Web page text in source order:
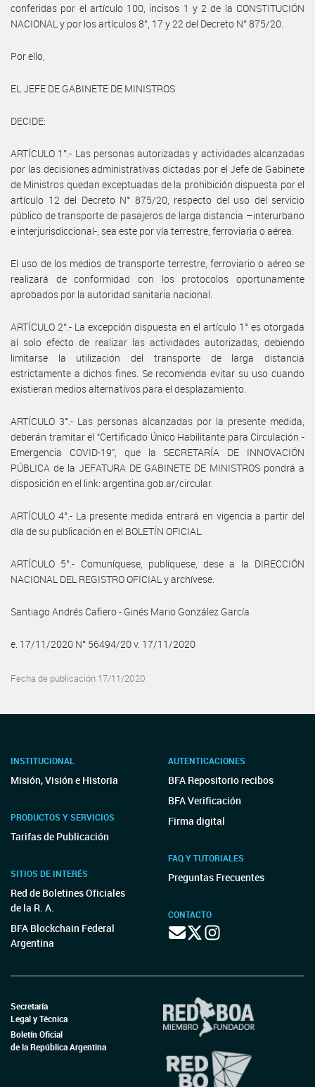
conferidas por el artículo 100, incisos 1 y 2 de la CONSTITUCIÓN
NACIONAL y por los artículos 8°, 17 y 22 del Decreto N° 875/20.
Por ello,
EL JEFE DE GABINETE DE MINISTROS
DECIDE:
ARTÍCULO 1°.- Las personas autorizadas y actividades alcanzadas
por las decisiones administrativas dictadas por el Jefe de Gabinete
de Ministros quedan exceptuadas de la prohibición dispuesta por el
artículo 12 del Decreto N° 875/20, respecto del uso del servicio
público de transporte de pasajeros de larga distancia –interurbano
e interjurisdiccional-, sea este por vía terrestre, ferroviaria o aérea.
El uso de los medios de transporte terrestre, ferroviario o aéreo se
realizará de conformidad con los protocolos oportunamente
aprobados por la autoridad sanitaria nacional.
ARTÍCULO 2°.- La excepción dispuesta en el artículo 1° es otorgada
al solo efecto de realizar las actividades autorizadas, debiendo
limitarse la utilización del transporte de larga distancia
estrictamente a dichos fines. Se recomienda evitar su uso cuando
existieran medios alternativos para el desplazamiento.
ARTÍCULO 3°.- Las personas alcanzadas por la presente medida,
deberán tramitar el “Certificado Único Habilitante para Circulación -
Emergencia COVID-19”, que la SECRETARÍA DE INNOVACIÓN
PÚBLICA de la JEFATURA DE GABINETE DE MINISTROS pondrá a
disposición en el link: argentina.gob.ar/circular.
ARTÍCULO 4°.- La presente medida entrará en vigencia a partir del
día de su publicación en el BOLETÍN OFICIAL.
ARTÍCULO 5°.- Comuníquese, publíquese, dese a la DIRECCIÓN
NACIONAL DEL REGISTRO OFICIAL y archívese.
Santiago Andrés Cafiero - Ginés Mario González García
e. 17/11/2020 N° 56494/20 v. 17/11/2020
Fecha de publicación 17/11/2020
INSTITUCIONAL
Misión, Visión e Historia
PRODUCTOS Y SERVICIOS
Tarifas de Publicación
SITIOS DE INTERÉS
Red de Boletines Oficiales
de la R. A.
BFA Blockchain Federal
Argentina
AUTENTICACIONES
BFA Repositorio recibos
BFA Verificación
Firma digital
FAQ Y TUTORIALES
Preguntas Frecuentes
CONTACTO
Secretaría
Legal y Técnica
Boletín Oficial
de la República Argentina